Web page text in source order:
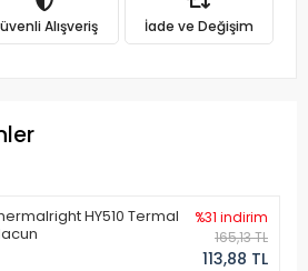
Alışveriş İade ve Değişim
HY510 Termal
%31 indirim
165,13 TL
113,88 TL